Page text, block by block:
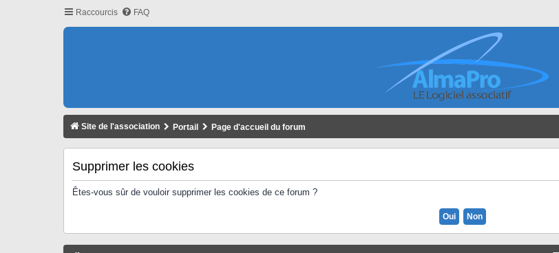
Raccourcis FAQ
Site de l'association Portail Page d'accueil du forum
Supprimer les cookies
Êtes-vous sûr de vouloir supprimer les cookies de ce forum ?